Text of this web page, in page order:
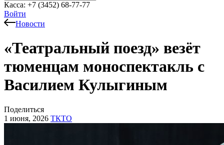
Касса: +7 (3452) 68-77-77
Войти
Новости
«Театральный поезд» везёт
тюменцам моноспектакль с
Василием Кулыгиным
Поделиться
1 июня, 2026 ТКТО